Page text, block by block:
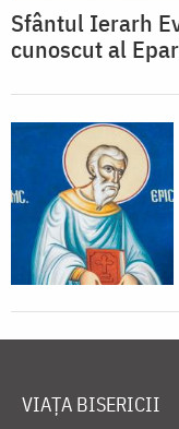
Sfântul Ierarh
cunoscut al
VIAȚA BISERICII